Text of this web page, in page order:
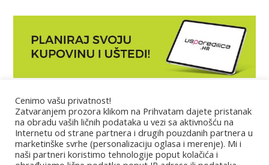
Marketing
Impressum
Cenimo vašu privatnost!
Zatvaranjem prozora klikom na Prihvatam dajete pristanak
na obradu vaših ličnih podataka u vezi sa aktivnošću na
Internetu od strane partnera i drugih pouzdanih partnera u
marketinške svrhe (personalizaciju oglasa i merenje). Mi i
naši partneri koristimo tehnologije poput kolačića i